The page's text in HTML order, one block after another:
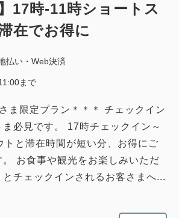
税・手数料込
合計 20,700 円
1名
詳細 今すぐ予約
17時-11時ショートス
在でお得に
払い・Web決済
まで
ま限定プラン＊＊＊ チェックイン
必見です。 17時チェックイン～
トと滞在時間が短い分、お得にご
お食事や観光をお楽しみいただ
チェックインされるお客さまへ...